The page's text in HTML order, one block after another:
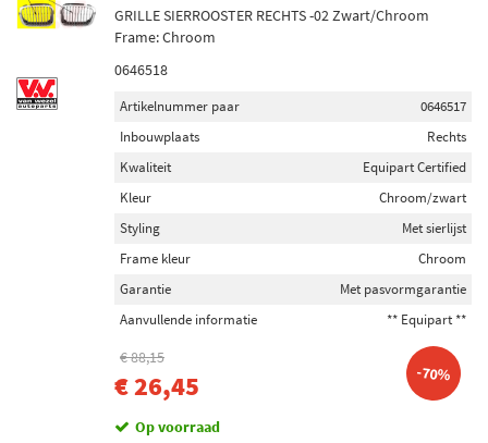
GRILLE SIERROOSTER RECHTS -02 Zwart/Chroom
Frame: Chroom
0646518
Artikelnummer paar
0646517
Inbouwplaats
Rechts
Kwaliteit
Equipart Certified
Kleur
Chroom/zwart
Styling
Met sierlijst
Frame kleur
Chroom
Garantie
Met pasvormgarantie
Aanvullende informatie
** Equipart **
€ 88,15
€ 26,45 -70%
Op voorraad